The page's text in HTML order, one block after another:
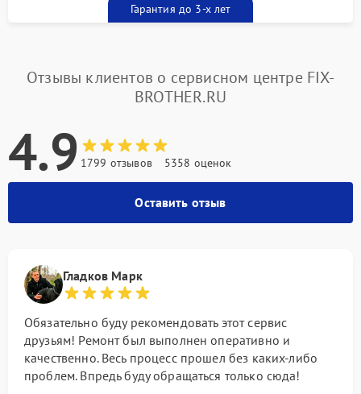
Гарантия до 3-х лет
Отзывы клиентов о сервисном центре FIX-
BROTHER.RU
4.9 1799 отзывов 5358 оценок
Оставить отзыв
Гладков Марк
Обязательно буду рекомендовать этот сервис
друзьям! Ремонт был выполнен оперативно и
качественно. Весь процесс прошел без каких-либо
проблем. Впредь буду обращаться только сюда!